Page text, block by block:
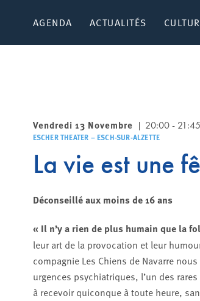
AGENDA ACTUALITÉS
Vendredi 13 Novembre 20:00 - 21:45
ESCHER THEATER – ESCH-SUR-ALZETTE
La vie est une
Déconseillé aux moins de 16 ans
« Il n’y a rien de plus humain que la
leur art de la provocation et leur
compagnie Les Chiens de Navarre nous
urgences psychiatriques, l’un des
à recevoir quiconque à toute heure,